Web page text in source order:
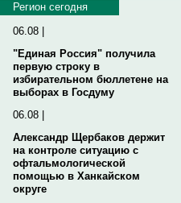
Регион сегодня
06.08 |
"Единая Россия" получила
первую строку в
избирательном бюллетене на
выборах в Госдуму
06.08 |
Александр Щербаков держит
на контроле ситуацию с
офтальмологической
помощью в Ханкайском
округе